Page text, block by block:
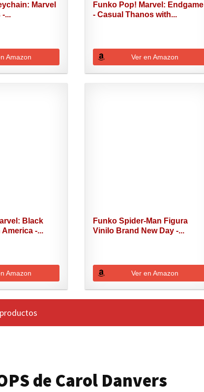
Marvel
...
Amazon
Funko Pop! Marvel: Endgame
- Casual Thanos with...
Ver en Amazon
Black
-...
Amazon
Funko Spider-Man Figura
Vinilo Brand New Day -...
Ver en Amazon
de Carol Danvers